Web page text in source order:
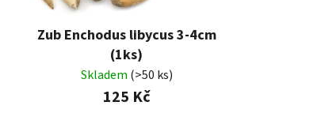
Zub Enchodus libycus 3-4cm
(1ks)
Skladem (>50 ks)
125 Kč